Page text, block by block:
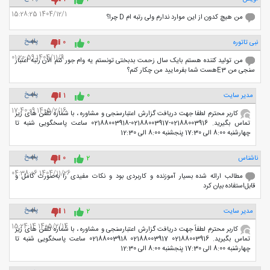
1404/12/1 15:28:25 من هیچ کدون از این موارد ندارم ولی رتبه ام D چرا؟
نبی تاتوره پاسخ 0
0
1404/11/9 01:20:59
من تولید کننده هستم بایک سال زحمت بدبختی تونستم یه وام جور کنم الان رتبه اعتبار
سنجی من E3هست شما بفرمایید من چکار کنم؟
مدیر سایت پاسخ 0
1
1405/2/16 17:40:09
کاربر محترم لطفا جهت دریافت گزارش اعتبارسنجی و مشاوره ، با شماره تلفن های زیر
تماس بگیرید. 02188003916-02188003917-02188003918 ساعت پاسخگویی شنبه تا
چهارشنبه 8:00 الی 17:30 پنجشنبه 8:00 الی 12:30
ناشناس پاسخ 2
0
1404/11/26 04:38:06
مطالب ارائه‌ شده بسیار آموزنده و کاربردی بود و نکات مفیدی را به‌صورت کامل و
قابل‌استفاده بیان کرد
مدیر سایت پاسخ 2
1
1405/2/14 15:24:14
کاربر محترم لطفاً جهت دریافت گزارش اعتبارسنجی و مشاوره ، با شماره تلفن های زیر
تماس بگیرید. 02188003916 02188003917 02188003918 ساعت پاسخگویی شنبه تا
چهارشنبه 8:00 الی 17:30 پنجشنبه 8:00 الی 12:30